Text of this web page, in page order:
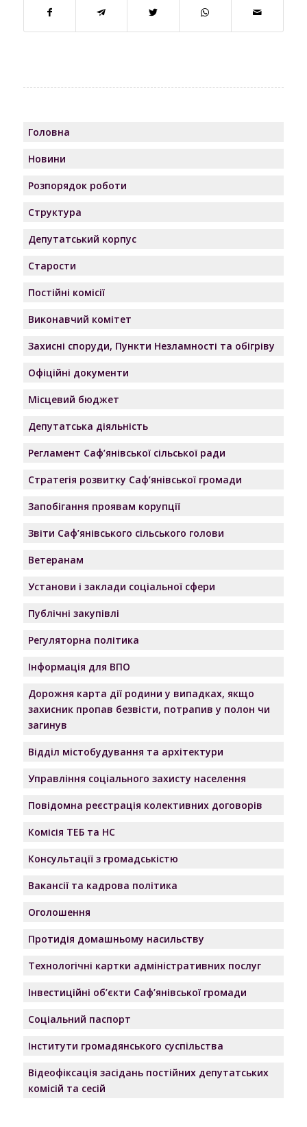
Головна
Новини
Розпорядок роботи
Структура
Депутатський корпус
Старости
Постійні комісії
Виконавчий комітет
Захисні споруди, Пункти Незламності та обігріву
Офіційні документи
Місцевий бюджет
Депутатська діяльність
Регламент Саф’янівської сільської ради
Стратегія розвитку Саф’янівської громади
Запобігання проявам корупції
Звіти Саф’янівського сільського голови
Ветеранам
Установи і заклади соціальної сфери
Публічні закупівлі
Регуляторна політика
Інформація для ВПО
Дорожня карта дії родини у випадках, якщо
захисник пропав безвісти, потрапив у полон чи
загинув
Відділ містобудування та архітектури
Управління соціального захисту населення
Повідомна реєстрація колективних договорів
Комісія ТЕБ та НС
Консультації з громадськістю
Вакансії та кадрова політика
Оголошення
Протидія домашньому насильству
Технологічні картки адміністративних послуг
Інвестиційні об’єкти Саф’янівської громади
Соціальний паспорт
Інститути громадянського суспільства
Відеофіксація засідань постійних депутатських
комісій та сесій